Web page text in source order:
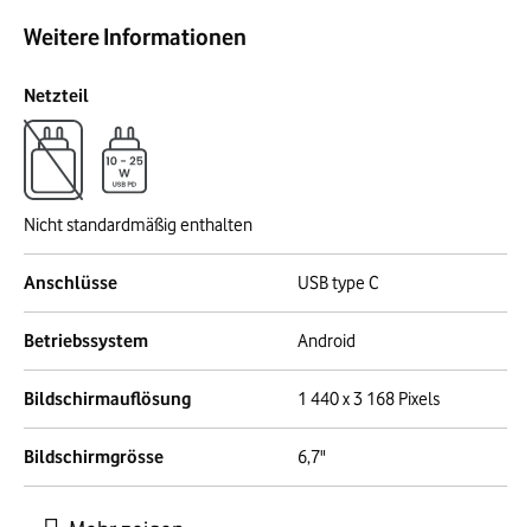
Weitere Informationen
Netzteil
Nicht standardmäßig enthalten
Anschlüsse USB type C
Betriebssystem Android
Bildschirmauflösung 1 440 x 3 168 Pixels
Bildschirmgrösse 6,7"